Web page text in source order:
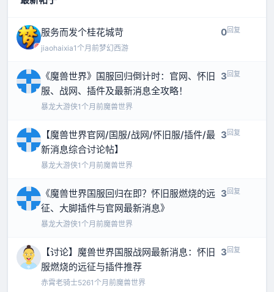
服务而发个桂花城苛
jiaohaixia1个月前梦幻西游
0回复
《魔兽世界》国服回归倒计时：官网、怀旧
服、战网、插件及最新消息全攻略！
暴龙大游侠1个月前魔兽世界
3 回复
【魔兽世界官网/国服/战网/怀旧服/插件/最
新消息综合讨论帖】
暴龙大游侠1个月前魔兽世界
3 回复
《魔兽世界国服回归在即？怀旧服燃烧的远
征、大脚插件与官网最新消息》
暴龙大游侠1个月前魔兽世界
3 回复
【讨论】魔兽世界国服战网最新消息：怀旧
服燃烧的远征与插件推荐
赤霄老骑士5261个月前魔兽世界
3 回复